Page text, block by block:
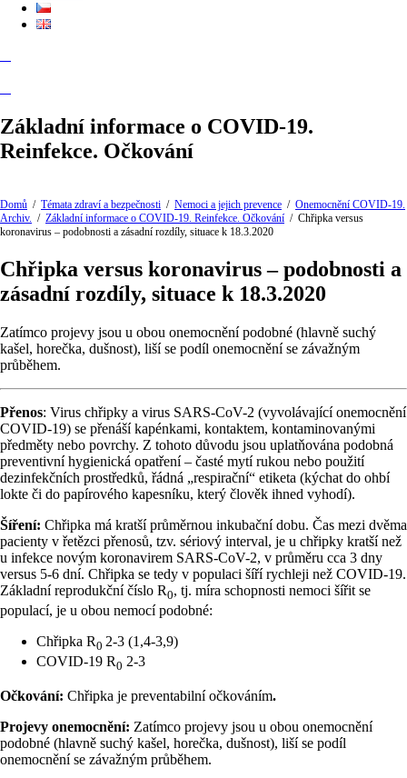
Základní informace o COVID-19.
Reinfekce. Očkování
Domů / Témata zdraví a bezpečnosti / Nemoci a jejich prevence / Onemocnění COVID-19.
Archiv. / Základní informace o COVID-19. Reinfekce. Očkování / Chřipka versus
koronavirus – podobnosti a zásadní rozdíly, situace k 18.3.2020
Chřipka versus koronavirus – podobnosti a
zásadní rozdíly, situace k 18.3.2020
Zatímco projevy jsou u obou onemocnění podobné (hlavně suchý
kašel, horečka, dušnost), liší se podíl onemocnění se závažným
průběhem.
Přenos: Virus chřipky a virus SARS-CoV-2 (vyvolávající onemocnění
COVID-19) se přenáší kapénkami, kontaktem, kontaminovanými
předměty nebo povrchy. Z tohoto důvodu jsou uplatňována podobná
preventivní hygienická opatření – časté mytí rukou nebo použití
dezinfekčních prostředků, řádná „respirační“ etiketa (kýchat do ohbí
lokte či do papírového kapesníku, který člověk ihned vyhodí).
Šíření: Chřipka má kratší průměrnou inkubační dobu. Čas mezi dvěma
pacienty v řetězci přenosů, tzv. sériový interval, je u chřipky kratší než
u infekce novým koronavirem SARS-CoV-2, v průměru cca 3 dny
versus 5-6 dní. Chřipka se tedy v populaci šíří rychleji než COVID-19.
Základní reprodukční číslo R0, tj. míra schopnosti nemoci šířit se
populací, je u obou nemocí podobné:
Chřipka R0 2-3 (1,4-3,9)
COVID-19 R0 2-3
Očkování: Chřipka je preventabilní očkováním.
Projevy onemocnění: Zatímco projevy jsou u obou onemocnění
podobné (hlavně suchý kašel, horečka, dušnost), liší se podíl
onemocnění se závažným průběhem.